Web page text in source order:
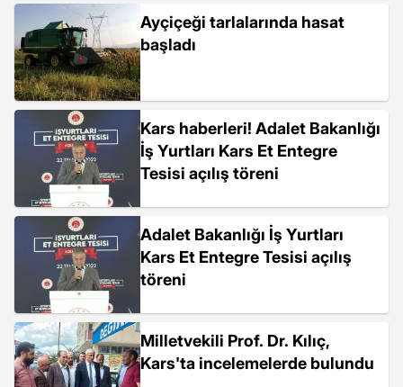
Ayçiçeği tarlalarında hasat
başladı
Kars haberleri! Adalet Bakanlığı
İş Yurtları Kars Et Entegre
Tesisi açılış töreni
Adalet Bakanlığı İş Yurtları
Kars Et Entegre Tesisi açılış
töreni
Milletvekili Prof. Dr. Kılıç,
Kars'ta incelemelerde bulundu